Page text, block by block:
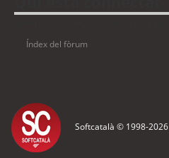
Índex del fòrum
Softcatalà © 1998-2026